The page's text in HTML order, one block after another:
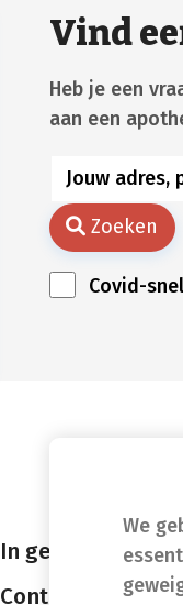
We
Vind
Heb je een
aan een
Zoeken
Covid-
In geval van nood
Contact